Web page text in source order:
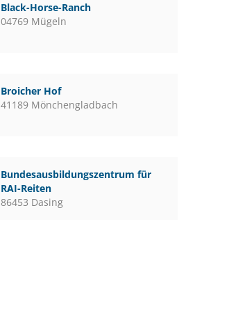
Black-Horse-Ranch
04769 Mügeln
Broicher Hof
41189 Mönchengladbach
Bundesausbildungszentrum für
RAI-Reiten
86453 Dasing